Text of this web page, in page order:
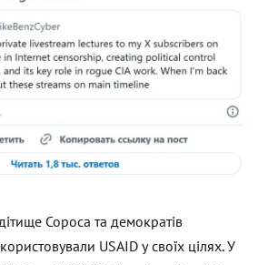
Сороса та демократів
USAID у своїх цілях. У